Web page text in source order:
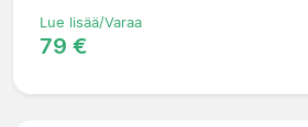
Lue lisää/Varaa
79 €